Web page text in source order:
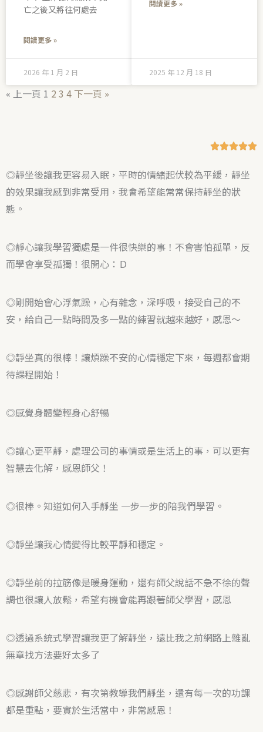
亡之後又將往何處去
閱讀更多 »
2026 年 1 月 2 日
閱讀更多 »
2025 年 12 月 18 日
« 上一頁 1 2 3 4下一頁 »
R
◎靜坐後讓我更容易入眠，平時的情緒起伏較為平緩，靜坐
的效果讓我感到非常受用，我會希望能常常保持靜坐的狀
態。
◎靜心讓我學習獨處是一件很快樂的事！不會害怕孤單，反
而學會享受孤獨！很開心：Ｄ
◎剛開始會心浮氣躁，心有雜念，深呼吸，接受自己的不
安，給自己一點時間及多一點的練習就越來越好，感恩～
◎靜坐真的很棒！讓煩躁不安的心情穩定下來，每週都會期
待課程開始！
◎感覺身體變輕身心舒暢
◎讓心更平靜，處理公司的事情或是生活上的事，可以更有
智慧去化解，感恩師父！
◎很棒。知道如何入手靜坐 一步一步的陪我們學習。
◎靜坐讓我心情變得比較平靜和穩定。
◎靜坐前的拉筋像是暖身運動，還有師父說話不急不徐的聲
調也很讓人放鬆，希望有機會能再跟著師父學習，感恩
◎透過系統式學習讓我更了解靜坐，遠比我之前網路上雜亂
無章找方法要好太多了
◎感謝師父慈悲，有次第教導我們靜坐，還有每一次的功課
都是重點，要實於生活當中，非常感恩！